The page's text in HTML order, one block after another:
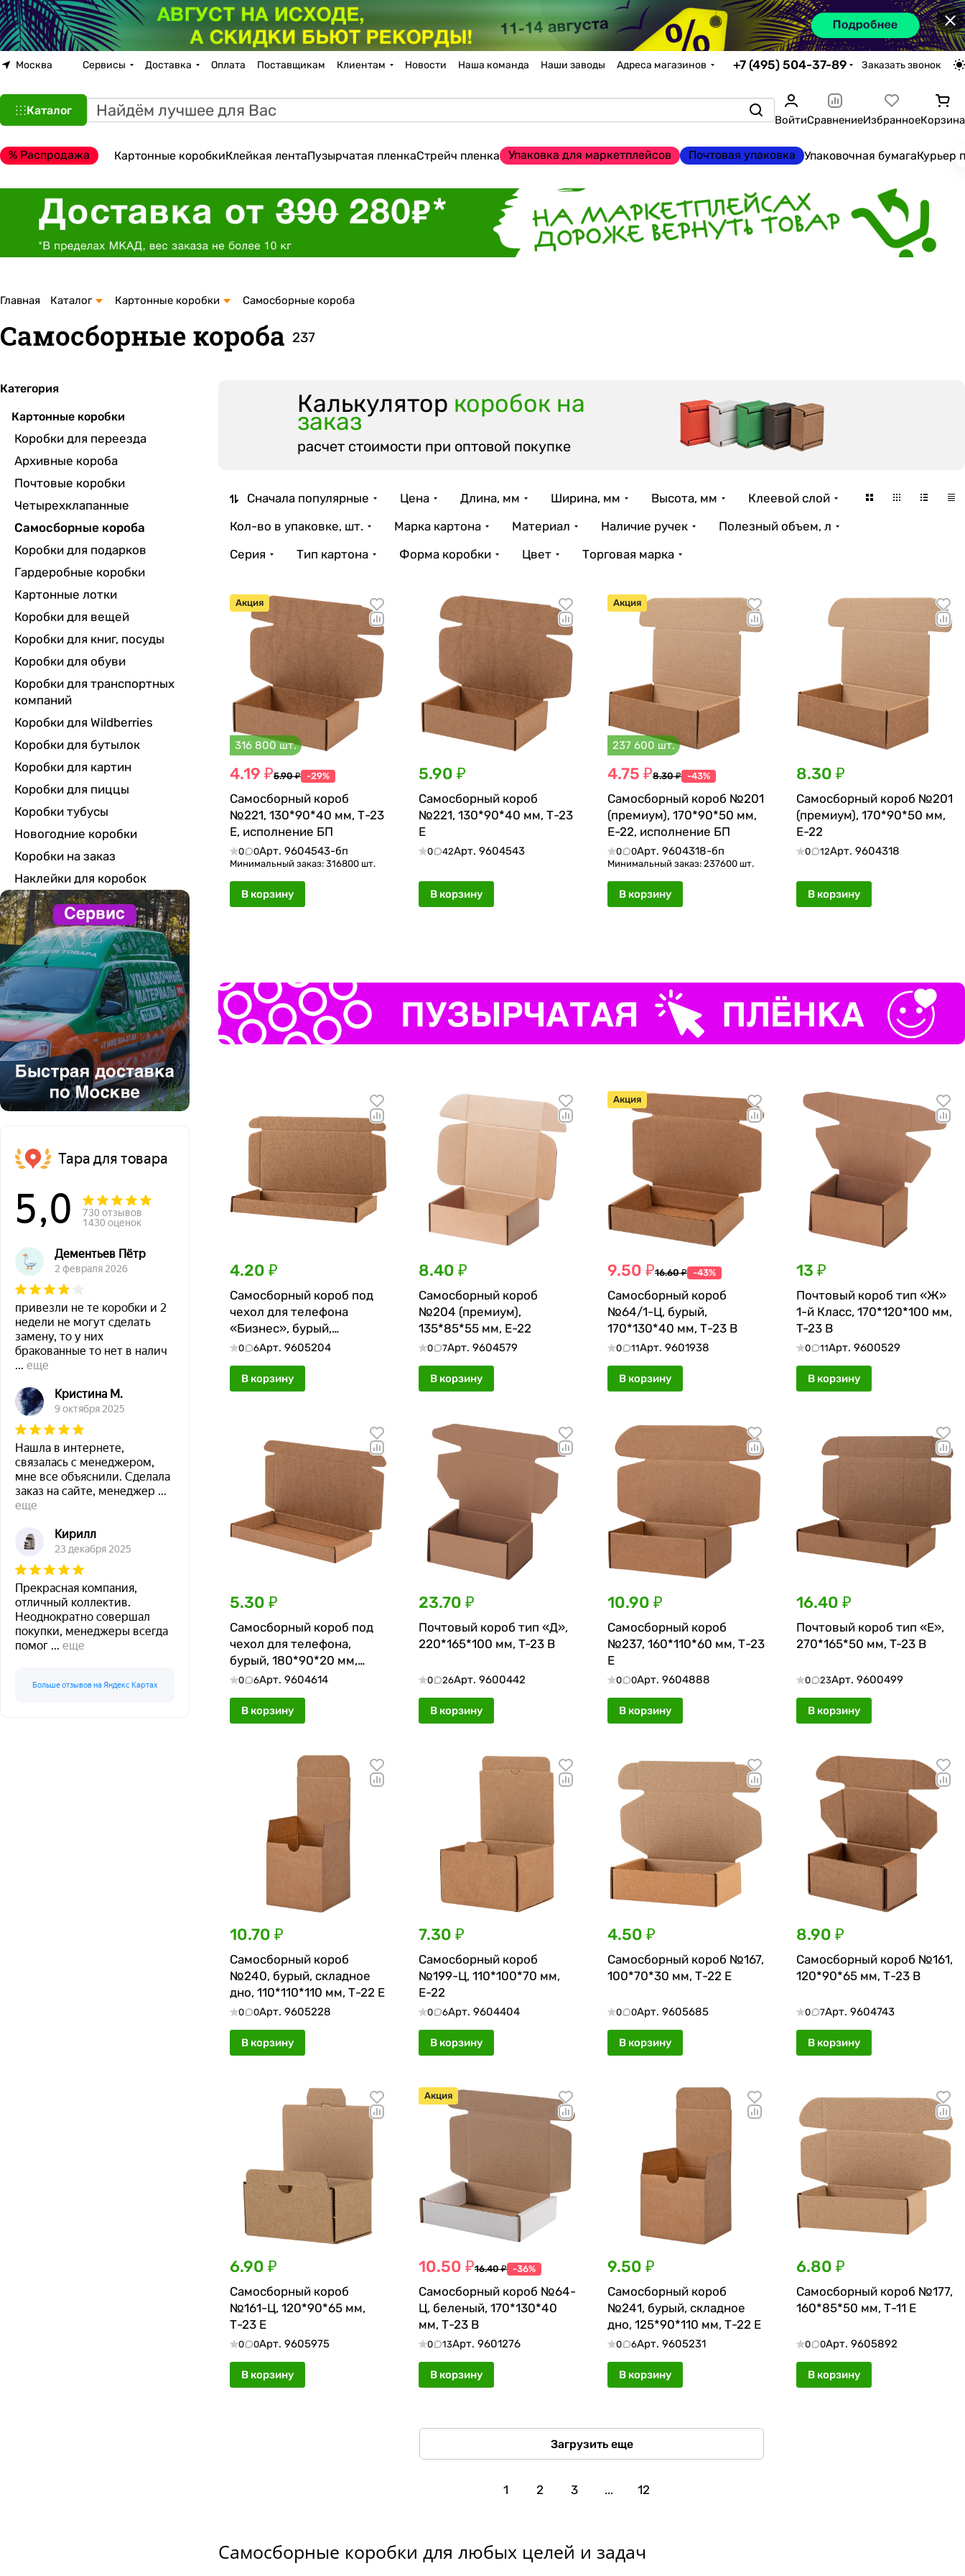
×
Москва Сервисы Доставка Оплата Поставщикам Клиентам Новости Наша команда Наши заводы Адреса магазинов +7 (495) 504-37-89 Заказать звонок
Каталог
ВойтиСравнениеИзбранноеКорзина
% Распродажа Картонные коробкиКлейкая лентаПузырчатая пленкаСтрейч пленка Упаковка для маркетплейсов Почтовая упаковка Упаковочная бумагаКурьер
Главная Каталог Картонные коробки Самосборные короба
Самосборные короба 237
Калькулятор коробок на
заказ
расчет стоимости при оптовой покупке
Сначала популярные Цена Длина, мм Ширина, мм Высота, мм
Клеевой слой
Кол-во в упаковке, шт.
Марка картона Материал Наличие ручек
Полезный объем, л
Серия
Тип картона Форма коробки Цвет Торговая марка
Акция
316 800 шт.
4.19 ₽5.90 ₽ -29%
Самосборный короб
№221, 130*90*40 мм, Т-23
Е, исполнение БП
0 0Арт. 9604543-бп
Минимальный заказ: 316800 шт.
В корзину
5.90 ₽
Самосборный короб
№221, 130*90*40 мм, Т-23
Е
0 42Арт. 9604543
В корзину
Акция
237 600 шт.
4.75 ₽8.30 ₽ -43%
Самосборный короб №201
(премиум), 170*90*50 мм,
Е-22, исполнение БП
0 0Арт. 9604318-бп
Минимальный заказ: 237600 шт.
В корзину
8.30 ₽
Самосборный короб №201
(премиум), 170*90*50 мм,
Е-22
0 12Арт. 9604318
В корзину
4.20 ₽
Самосборный короб под
чехол для телефона
«Бизнес», бурый,
180*90*20 мм, Т-22 Е
0 6Арт. 9605204
В корзину
8.40 ₽
Самосборный короб
№204 (премиум),
135*85*55 мм, Е-22
0 7Арт. 9604579
В корзину
Акция
9.50 ₽16.60 ₽ -43%
Самосборный короб
№64/1-Ц, бурый,
170*130*40 мм, Т-23 В
0 11Арт. 9601938
В корзину
13 ₽
Почтовый короб тип «Ж»
1-й Класс, 170*120*100 мм,
T-23 В
0 11Арт. 9600529
В корзину
5.30 ₽
Самосборный короб под
чехол для телефона,
бурый, 180*90*20 мм,
Т-24 Е
0 6Арт. 9604614
В корзину
23.70 ₽
Почтовый короб тип «Д»,
220*165*100 мм, T-23 В
0 26Арт. 9600442
В корзину
10.90 ₽
Самосборный короб
№237, 160*110*60 мм, Т-23
Е
0 0Арт. 9604888
В корзину
16.40 ₽
Почтовый короб тип «E»,
270*165*50 мм, T-23 В
0 23Арт. 9600499
В корзину
10.70 ₽
Самосборный короб
№240, бурый, складное
дно, 110*110*110 мм, Т-22 Е
0 0Арт. 9605228
В корзину
7.30 ₽
Самосборный короб
№199-Ц, 110*100*70 мм,
Е-22
0 6Арт. 9604404
В корзину
4.50 ₽
Самосборный короб №167,
100*70*30 мм, Т-22 Е
0 0Арт. 9605685
В корзину
8.90 ₽
Самосборный короб №161,
120*90*65 мм, Т-23 В
0 7Арт. 9604743
В корзину
6.90 ₽
Самосборный короб
№161-Ц, 120*90*65 мм,
Т-23 Е
0 0Арт. 9605975
В корзину
Акция
10.50 ₽16.40 ₽ -36%
Самосборный короб №64-
Ц, беленый, 170*130*40
мм, Т-23 В
0 13Арт. 9601276
В корзину
9.50 ₽
Самосборный короб
№241, бурый, складное
дно, 125*90*110 мм, Т-22 Е
0 6Арт. 9605231
В корзину
6.80 ₽
Самосборный короб №177,
160*85*50 мм, Т-11 Е
0 0Арт. 9605892
В корзину
Загрузить еще
1 2 3 ... 12
Самосборные коробки для любых целей и задач
Категория
Картонные коробки
Коробки для переезда
Архивные короба
Почтовые коробки
Четырехклапанные
Самосборные короба
Коробки для подарков
Гардеробные коробки
Картонные лотки
Коробки для вещей
Коробки для книг, посуды
Коробки для обуви
Коробки для транспортных
компаний
Коробки для Wildberries
Коробки для бутылок
Коробки для картин
Коробки для пиццы
Коробки тубусы
Новогодние коробки
Коробки на заказ
Наклейки для коробок
Тара для товара
5,0
730 отзывов
1430 оценок
Дементьев Пётр
2 февраля 2026
привезли не те коробки и 2
недели не могут сделать
замену, то у них
бракованные то нет в налич
... еще
Кристина М.
9 октября 2025
Нашла в интернете,
связалась с менеджером,
мне все объяснили. Сделала
заказ на сайте, менеджер ...
еще
Кирилл
23 декабря 2025
Прекрасная компания,
отличный коллектив.
Неоднократно совершал
покупки, менеджеры всегда
помог ... еще
Больше отзывов на Яндекс Картах